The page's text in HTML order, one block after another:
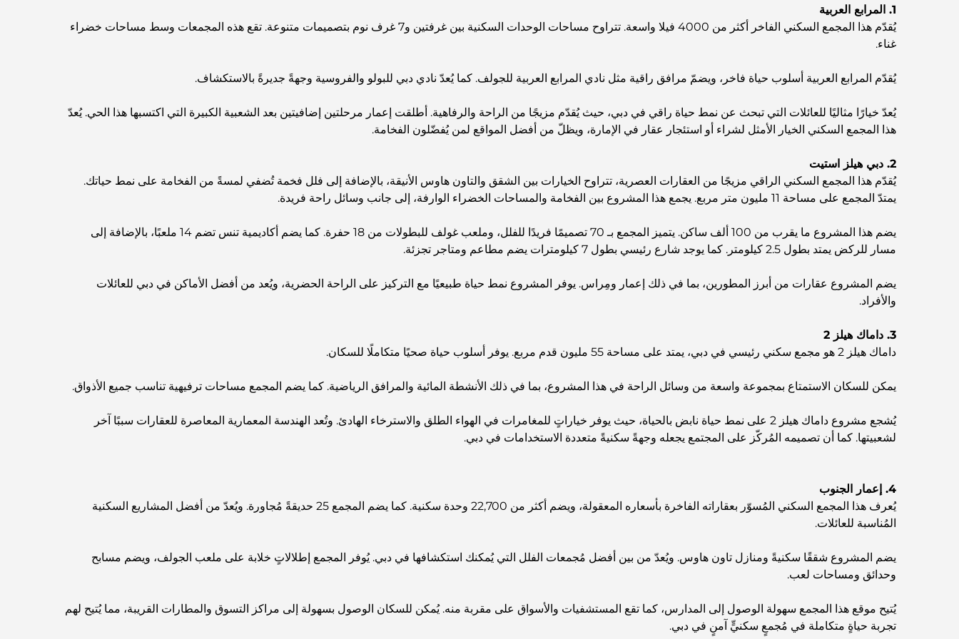
لعشاق الطعام
استكشاف مطاعم جميرا جولف إستيتس: دليل الطهي
Dubai Horse Racing: Where Tradition Meets
وأسلوب الحياة في الجزيرة
2026
الشامل
التوازن والانسجام
أفضل شركات تنسيق الحدائق في دبي: تحويل
1. المرابع العربية
يُقدّم هذا المجمع السكني الفاخر أكثر من 4000 فيلا واسعة. تتراوح مساحات الوحدات السكنية بين غرفتين و7 غرف نوم بتصميمات متنوعة. تقع هذه المجمعات وسط مساحات خضراء
غناء.
يُقدّم المرابع العربية أسلوب حياة فاخر، ويضمّ مرافق راقية مثل نادي المرابع العربية للجولف. كما يُعدّ نادي دبي للبولو والفروسية وجهةً جديرةً بالاستكشاف.
يُعدّ خيارًا مثاليًا للعائلات التي تبحث عن نمط حياة راقي في دبي، حيث يُقدّم مزيجًا من الراحة والرفاهية. أطلقت إعمار مرحلتين إضافيتين بعد الشعبية الكبيرة التي اكتسبها هذا الحي. يُعدّ
هذا المجمع السكني الخيار الأمثل لشراء أو استئجار عقار في الإمارة، ويظلّ من أفضل المواقع لمن يُفضّلون الفخامة.
2. دبي هيلز استيت
يُقدّم هذا المجمع السكني الراقي مزيجًا من العقارات العصرية، تتراوح الخيارات بين الشقق والتاون هاوس الأنيقة، بالإضافة إلى فلل فخمة تُضفي لمسةً من الفخامة على نمط حياتك.
يمتدّ المجمع على مساحة 11 مليون متر مربع. يجمع هذا المشروع بين الفخامة والمساحات الخضراء الوارفة، إلى جانب وسائل راحة فريدة.
يضم هذا المشروع ما يقرب من 100 ألف ساكن. يتميز المجمع بـ 70 تصميمًا فريدًا للفلل، وملعب غولف للبطولات من 18 حفرة. كما يضم أكاديمية تنس تضم 14 ملعبًا، بالإضافة إلى
مسار للركض يمتد بطول 2.5 كيلومتر. كما يوجد شارع رئيسي بطول 7 كيلومترات يضم مطاعم ومتاجر تجزئة.
يضم المشروع عقارات من أبرز المطورين، بما في ذلك إعمار ومِراس. يوفر المشروع نمط حياة طبيعيًا مع التركيز على الراحة الحضرية، ويُعد من أفضل الأماكن في دبي للعائلات
والأفراد.
3. داماك هيلز 2
داماك هيلز 2 هو مجمع سكني رئيسي في دبي، يمتد على مساحة 55 مليون قدم مربع. يوفر أسلوب حياة صحيًا متكاملًا للسكان.
يمكن للسكان الاستمتاع بمجموعة واسعة من وسائل الراحة في هذا المشروع، بما في ذلك الأنشطة المائية والمرافق الرياضية. كما يضم المجمع مساحات ترفيهية تناسب جميع الأذواق.
يُشجع مشروع داماك هيلز 2 على نمط حياة نابض بالحياة، حيث يوفر خياراتٍ للمغامرات في الهواء الطلق والاسترخاء الهادئ. وتُعد الهندسة المعمارية المعاصرة للعقارات سببًا آخر
لشعبيتها. كما أن تصميمه المُركّز على المجتمع يجعله وجهةً سكنيةً متعددة الاستخدامات في دبي.
4. إعمار الجنوب
يُعرف هذا المجمع السكني المُسوّر بعقاراته الفاخرة بأسعاره المعقولة، ويضم أكثر من 22,700 وحدة سكنية. كما يضم المجمع 25 حديقةً مُجاورة. ويُعدّ من أفضل المشاريع السكنية
المُناسبة للعائلات.
يضم المشروع شققًا سكنيةً ومنازل تاون هاوس. ويُعدّ من بين أفضل مُجمعات الفلل التي يُمكنك استكشافها في دبي. يُوفر المجمع إطلالاتٍ خلابة على ملعب الجولف، ويضم مسابح
وحدائق ومساحات لعب.
يُتيح موقع هذا المجمع سهولة الوصول إلى المدارس، كما تقع المستشفيات والأسواق على مقربة منه. يُمكن للسكان الوصول بسهولة إلى مراكز التسوق والمطارات القريبة، مما يُتيح لهم
تجربة حياةٍ متكاملة في مُجمعٍ سكنيٍّ آمنٍ في دبي.